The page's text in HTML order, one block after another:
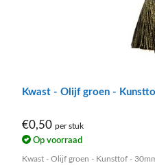
Kwast - Olijf groen -
€0,50 per stuk
Op voorraad
Kwast - Olijf groen - Kunsttof -